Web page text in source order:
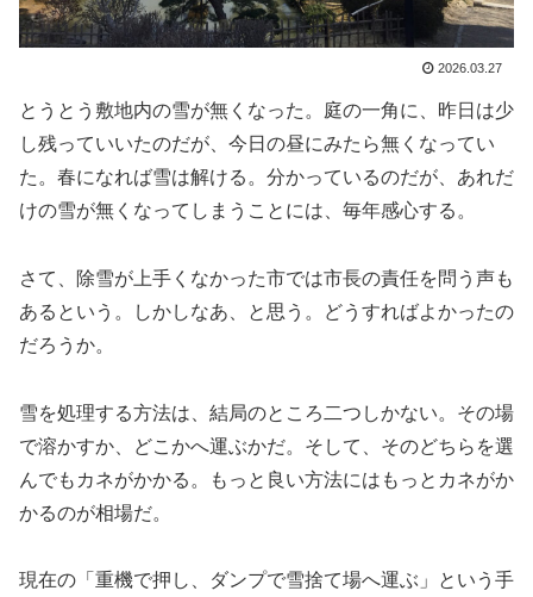
2026.03.27
とうとう敷地内の雪が無くなった。庭の一角に、昨日は少
し残っていいたのだが、今日の昼にみたら無くなってい
た。春になれば雪は解ける。分かっているのだが、あれだ
けの雪が無くなってしまうことには、毎年感心する。
さて、除雪が上手くなかった市では市長の責任を問う声も
あるという。しかしなあ、と思う。どうすればよかったの
だろうか。
雪を処理する方法は、結局のところ二つしかない。その場
で溶かすか、どこかへ運ぶかだ。そして、そのどちらを選
んでもカネがかかる。もっと良い方法にはもっとカネがか
かるのが相場だ。
現在の「重機で押し、ダンプで雪捨て場へ運ぶ」という手